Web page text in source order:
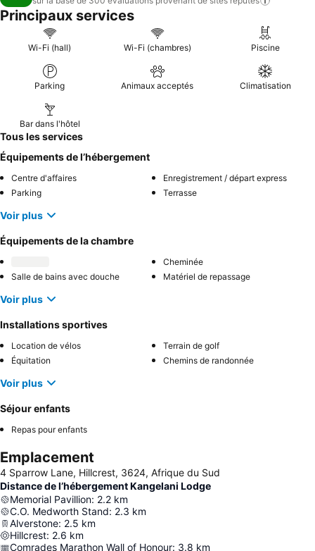
Principaux services
Wi-Fi (hall) Wi-Fi (chambres) Piscine
Parking Animaux acceptés Climatisation
Bar dans l'hôtel
Tous les services
Équipements de l’hébergement
Centre d'affaires
Enregistrement / départ express
Parking
Terrasse
Voir plus
Équipements de la chambre
Cheminée
Salle de bains avec douche
Matériel de repassage
Voir plus
Installations sportives
Location de vélos
Terrain de golf
Équitation
Chemins de randonnée
Voir plus
Séjour enfants
Repas pour enfants
Emplacement
4 Sparrow Lane, Hillcrest, 3624, Afrique du Sud
Distance de l’hébergement Kangelani Lodge
Memorial Pavillion: 2.2 km
C.O. Medworth Stand: 2.3 km
Alverstone: 2.5 km
Hillcrest: 2.6 km
Comrades Marathon Wall of Honour: 3.8 km